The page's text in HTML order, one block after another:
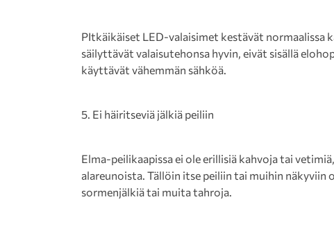
PItkäikäiset LED-valaisimet kestävät normaalissa
säilyttävät valaisutehonsa hyvin, eivät sisällä
käyttävät vähemmän sähköä.
5. Ei häiritseviä jälkiä peiliin
Elma-peilikaapissa ei ole erillisiä kahvoja tai
alareunoista. Tällöin itse peiliin tai muihin näkyviin
sormenjälkiä tai muita tahroja.